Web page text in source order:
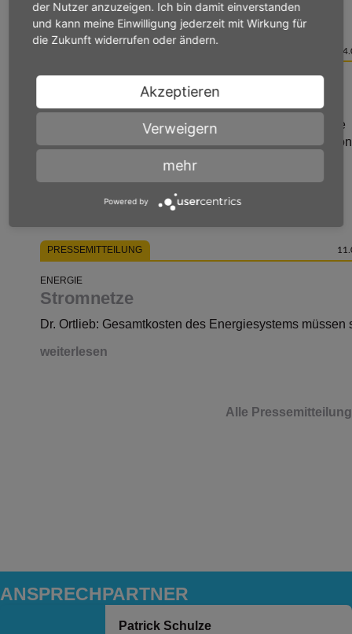
22. VhU-Energieausschuss
Beer und Dr. Ortlieb: Wettbewerbsfähige Energiepreise
entstehen nicht durch Appelle, sondern durch
weiterlesen
PRESSEMITTEILUNG
ENERGIE
Stromnetze
Dr. Ortlieb: Gesamtkosten des Energiesystems müssen
weiterlesen
Alle
ANSPRECH­PARTNER
Patrick Schulze
der Nutzer anzuzeigen. Ich bin damit einverstanden
und kann meine Einwilligung jederzeit mit Wirkung für
die Zukunft widerrufen oder ändern.
Akzeptieren
Verweigern
mehr
Powered by